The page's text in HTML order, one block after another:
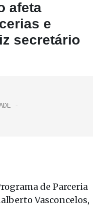
afeta
e
secretário
de Parceria
Vasconcelos,